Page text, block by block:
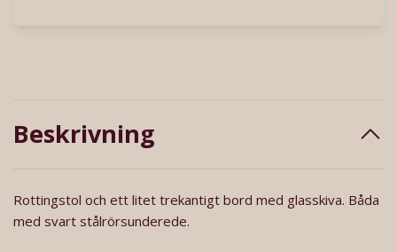
Beskrivning
Rottingstol och ett litet trekantigt bord med glasskiva. Båda
med svart stålrörsunderede.